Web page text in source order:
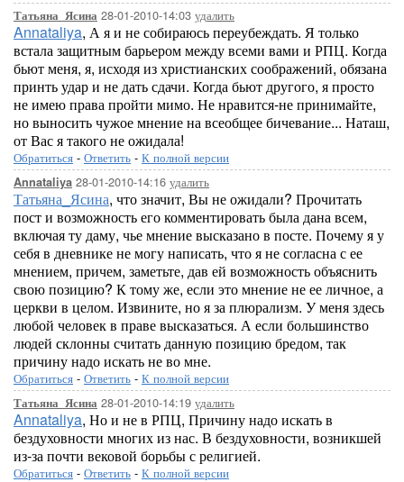
Татьяна_Ясина 28-01-2010-14:03 удалить
Annataliya, А я и не собираюсь переубеждать. Я только
встала защитным барьером между всеми вами и РПЦ. Когда
бьют меня, я, исходя из христианских соображений, обязана
принть удар и не дать сдачи. Когда бьют другого, я просто
не имею права пройти мимо. Не нравится-не принимайте,
но выносить чужое мнение на всеобщее бичевание... Наташ,
от Вас я такого не ожидала!
Обратиться - Ответить - К полной версии
Annataliya 28-01-2010-14:16 удалить
Татьяна_Ясина, что значит, Вы не ожидали? Прочитать
пост и возможность его комментировать была дана всем,
включая ту даму, чье мнение высказано в посте. Почему я у
себя в дневнике не могу написать, что я не согласна с ее
мнением, причем, заметьте, дав ей возможность объяснить
свою позицию? К тому же, если это мнение не ее личное, а
церкви в целом. Извините, но я за плюрализм. У меня здесь
любой человек в праве высказаться. А если большинство
людей склонны считать данную позицию бредом, так
причину надо искать не во мне.
Обратиться - Ответить - К полной версии
Татьяна_Ясина 28-01-2010-14:19 удалить
Annataliya, Но и не в РПЦ, Причину надо искать в
бездуховности многих из нас. В бездуховности, возникшей
из-за почти вековой борьбы с религией.
Обратиться - Ответить - К полной версии